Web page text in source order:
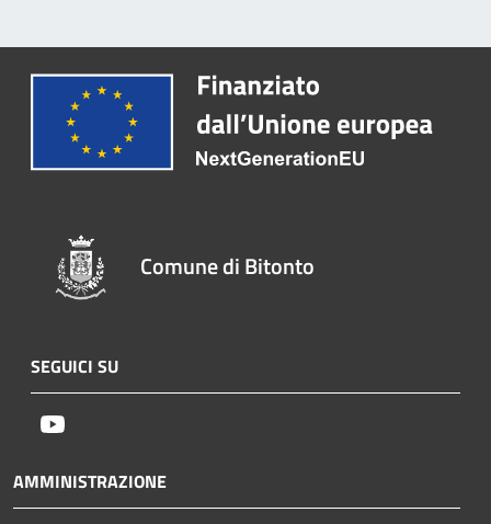
Comune di Bitonto
SEGUICI SU
AMMINISTRAZIONE